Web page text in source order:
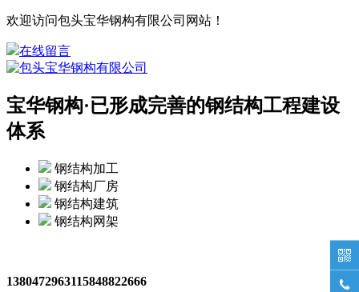
欢迎访问包头宝华钢构有限公司网站！
在线留言
宝华钢构·已形成完善的钢结构工程建设
体系
钢结构加工
钢结构厂房
钢结构建筑
钢结构网架
1380472963115848822666

